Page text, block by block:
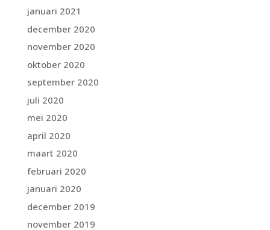
januari 2021
december 2020
november 2020
oktober 2020
september 2020
juli 2020
mei 2020
april 2020
maart 2020
februari 2020
januari 2020
december 2019
november 2019